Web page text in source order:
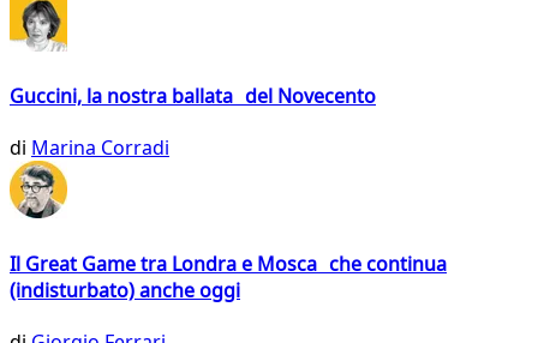
Guccini, la nostra ballata del Novecento
di Marina Corradi
Il Great Game tra Londra e Mosca che continua
(indisturbato) anche oggi